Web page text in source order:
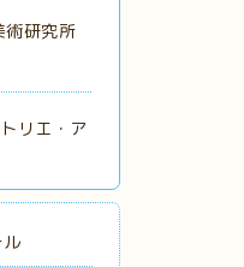
術研究所
リエ・ア